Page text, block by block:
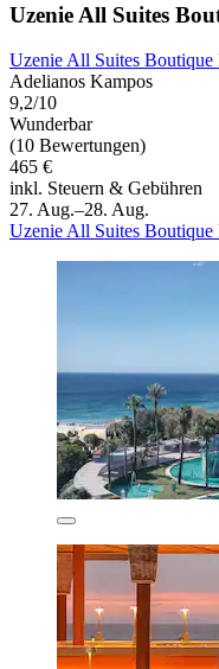
Uzenie All Suites
Uzenie All Suites
Adelianos Kampos
9,2/10
Wunderbar
(10 Bewertungen)
465 €
inkl. Steuern & Gebühren
27. Aug.–28. Aug.
Uzenie All Suites